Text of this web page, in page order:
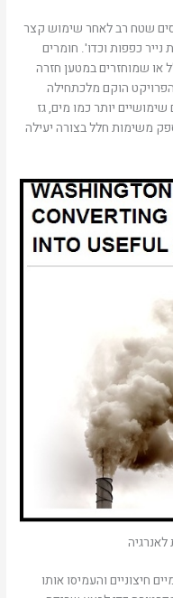
שטח רב לאחר שימוש קצר
נייר כפפות וכדו'. חומרים
או שמוחזרים במטען חזרה
הוקם מלכתחילה
יותר כמו מים, גז
משימות חלל בצורה יעילה
חיצוניים והעמיסו אותו